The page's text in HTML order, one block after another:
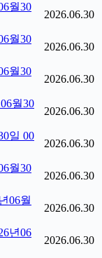
월30
2026.06.30
월30
2026.06.30
월30
2026.06.30
월30
2026.06.30
일 00
2026.06.30
월30
2026.06.30
06월
2026.06.30
년06
2026.06.30